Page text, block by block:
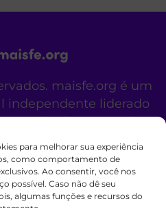
para melhorar sua experiência
como comportamento de
Ao consentir, você nos
possível. Caso não dê seu
algumas funções e recursos do
maisfe.org é um
independente liderado
Igreja de Jesus Cristo
oficial da organização
acima.
Políticas de Cookies